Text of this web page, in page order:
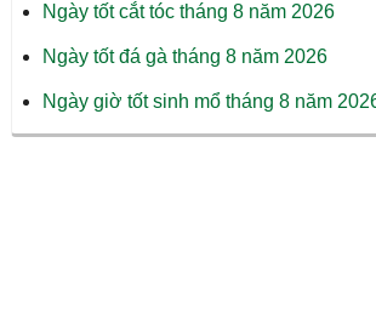
Ngày tốt cắt tóc tháng 8 năm 2026
Ngày tốt đá gà tháng 8 năm 2026
Ngày giờ tốt sinh mổ tháng 8 năm